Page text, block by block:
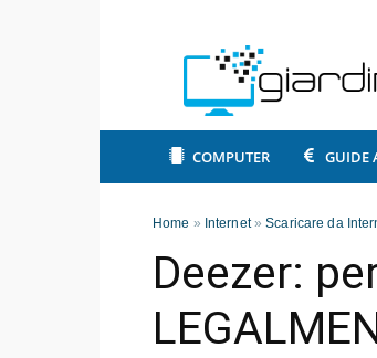
COMPUTER GUIDE
Home » Internet»Scaricare da
Deezer: